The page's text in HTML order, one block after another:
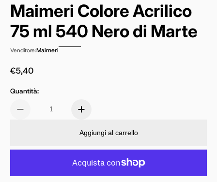
Maimeri Colore Acrilico
75 ml 540 Nero di Marte
Venditore:Maimeri
Prezzo normale
€5,40
Quantità:
Aggiungi al carrello